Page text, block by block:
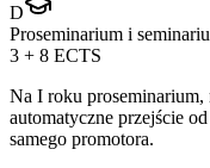
D
Proseminarium i
3 + 8 ECTS
Na I roku
automatyczne przejście
samego promotora.